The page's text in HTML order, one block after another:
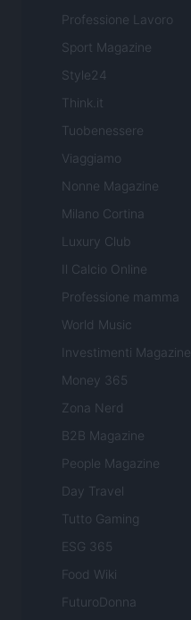
Professione Lavoro
Sport Magazine
Style24
Think.it
Tuobenessere
Viaggiamo
Nonne Magazine
Milano Cortina
Luxury Club
Il Calcio Online
Professione mamma
World Music
Investimenti Magazine
Money 365
Zona Nerd
B2B Magazine
People Magazine
Day Travel
Tutto Gaming
ESG 365
Food Wiki
FuturoDonna